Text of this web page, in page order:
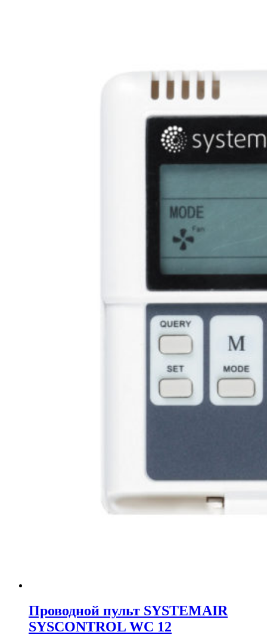
Проводной пульт SYSTEMAIR
SYSCONTROL WC 12